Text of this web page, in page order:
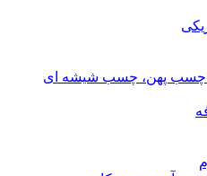
چسب پهن، چسب شیشه ای